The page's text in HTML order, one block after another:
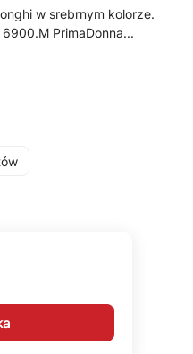
w srebrnym kolorze.
PrimaDonna...